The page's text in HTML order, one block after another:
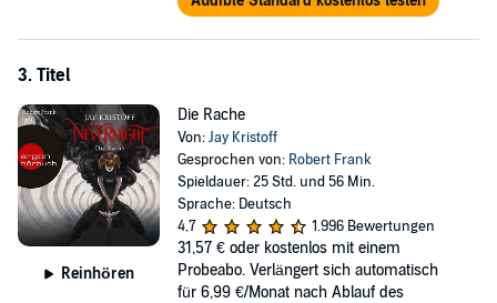
3. Titel
Reinhören
Die Rache
Von:Jay Kristoff
Gesprochen von: Robert Frank
Spieldauer: 25 Std. und 56 Min.
Sprache: Deutsch
4,7
1.996 Bewertungen
31,57 € oder kostenlos mit einem
Probeabo. Verlängert sich automatisch
für 6,99 €/Monat nach Ablauf des